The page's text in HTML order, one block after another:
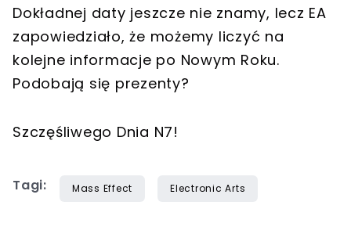
Dokładnej daty jeszcze nie znamy, lecz EA
zapowiedziało, że możemy liczyć na
kolejne informacje po Nowym Roku.
Podobają się prezenty?
Szczęśliwego Dnia N7!
Tagi: Mass Effect Electronic Arts